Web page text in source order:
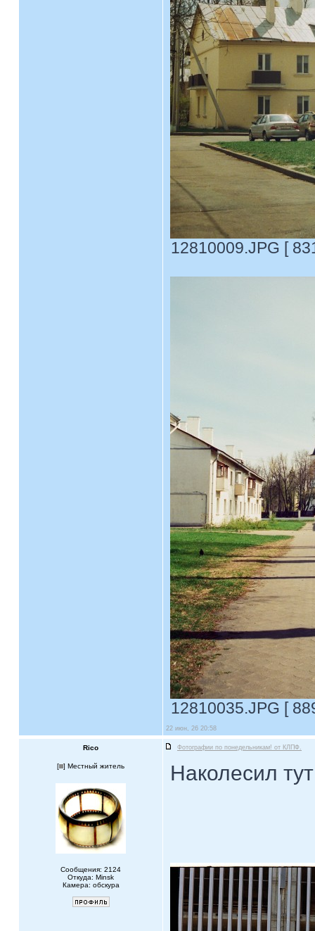
12810009.JPG [
12810035.JPG [
22 июн, 26 20:58
Rico Фотографии по понедельникам! от КЛПФ.
[ ] Местный житель
Сообщения: 2124
Откуда: Minsk
Камера: обскура
Наколесил тут